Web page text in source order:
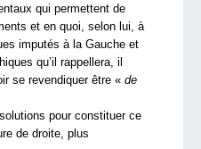
qui permettent de
et en quoi, selon lui, à
imputés à la Gauche et
qu’il rappellera, il
se revendiquer être « de
pour constituer ce
de droite, plus